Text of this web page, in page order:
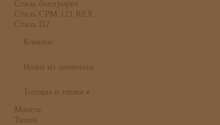
Сталь быстрорез
Сталь CPM 121 REX
Сталь D2
Клинки
Ножи из ламината
Топоры и тяпки +
Мачете
Тяпки